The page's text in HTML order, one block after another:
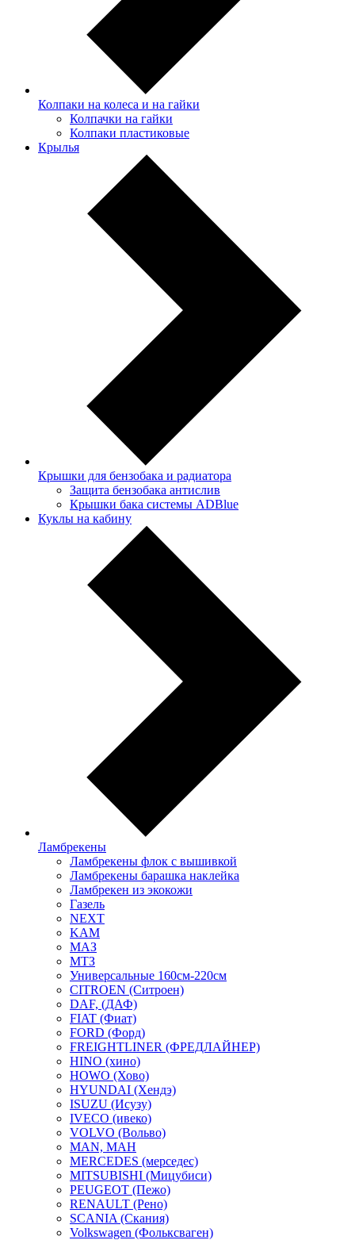
Колпаки на колеса и на гайки
Колпачки на гайки
Колпаки пластиковые
Крылья
Крышки для бензобака и радиатора
Защита бензобака антислив
Крышки бака системы ADBlue
Куклы на кабину
Ламбрекены
Ламбрекены флок с вышивкой
Ламбрекены барашка наклейка
Ламбрекен из экокожи
Газель
NEXT
KAM
МАЗ
МТЗ
Универсальные 160см-220см
CITROEN (Ситроен)
DAF, (ДАФ)
FIAT (Фиат)
FORD (Форд)
FREIGHTLINER (ФРЕДЛАЙНЕР)
HINO (хино)
HOWO (Хово)
HYUNDAI (Хендэ)
ISUZU (Исузу)
IVECO (ивеко)
VOLVO (Вольво)
MAN, МАН
MERCEDES (мерседес)
MITSUBISHI (Мицубиси)
PEUGEOT (Пежо)
RENAULT (Рено)
SCANIA (Скания)
Volkswagen (Фольксваген)